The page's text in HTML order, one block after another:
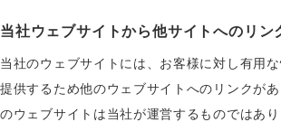
当社ウェブサイトから他サイトへのリン
当社のウェブサイトには、お客様に対し有用
提供するため他のウェブサイトへのリンクが
のウェブサイトは当社が運営するものではあり